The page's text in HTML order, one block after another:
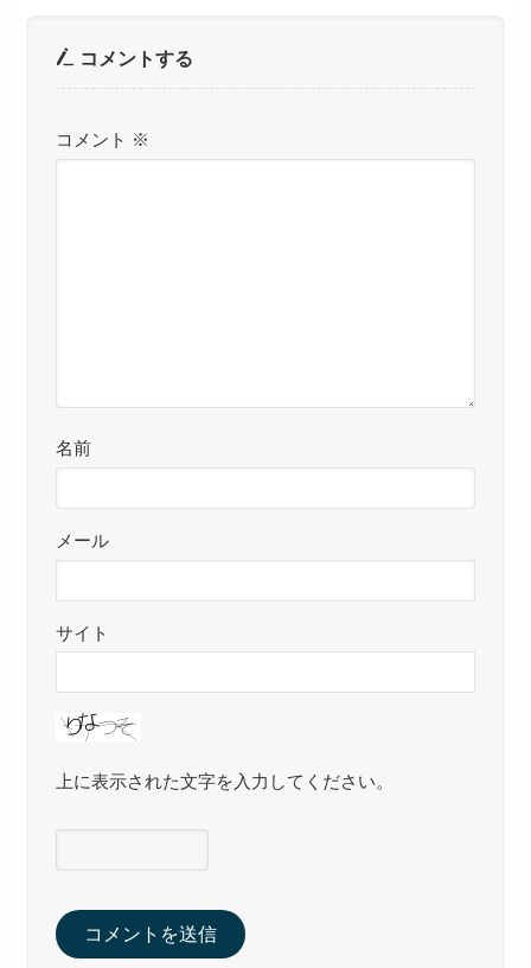
コメントする
コメント ※
名前
メール
サイト
上に表示された文字を入力してください。